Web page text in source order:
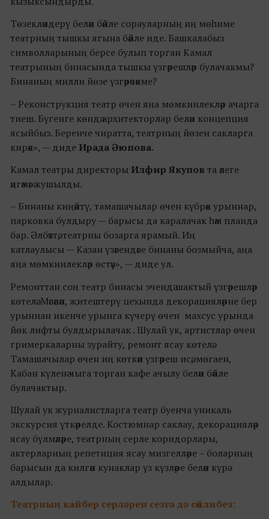
Төзекләндерү белән бәйле сорауларның иң мөһиме
театрның тышкы ягына бәйле иде. Башкалабыз
символларының берсе булып торган Камал
театрының бинасында тышкы үзгәрешләр булачакмы?
Бинаның милли йөзе үзгәрәчәкме?
– Реконструкция театр өчен яңа мөмкинлекләр ачарга
тиеш. Бүгенге көндә архитекторлар белән концепция
ясыйбыз. Беренче чиратта, театрның йөзен сакларга
кирәк», — диде Ирада Әюпова.
Камал театры директоры Илфир Якупов та әлеге
әңгәмәгә кушылды.
– Бинаны киңәйтү, тамашачылар өчен күбрәк урыннар,
парковка булдыру — барысы да каралачак һәм планда
бар. Әлбәттә, театрны бозарга ярамый. Иң
катлаулысы — Казан үзәгендәге бинаны бозмыйча, аңа
яңа мөмкинлекләр өстәү», — диде ул.
Ремонттан соң театр бинасы эчендә шактый үзгәрешләр
көтелә. Мәсәлән, җитештерү цехында декорацияләрне бер
урыннан икенче урынга күчерү өчен махсус урында
йөк лифты булдырылачак . Шулай ук, артистлар өчен
гримеркаларны зурайту, ремонт ясау көтелә.
Тамашачылар өчен иң көткән үзгәреш исә, мөгаен,
Кабан күленә чыга торган кафе ачылу белән бәйле
булачактыр.
Шулай ук журналистларга театр буенча уникаль
экскурсия үткәрелде. Костюмнар саклау, декорацияләр
ясау бүлмәләре, театрның серле коридорлары,
актерларның репетиция ясау мизгелләре – боларның
барысын да килгән кунаклар үз күзләре белән күрә
алдылар.
Театрның кайбер серләрен сезгә дә сөйлибез: